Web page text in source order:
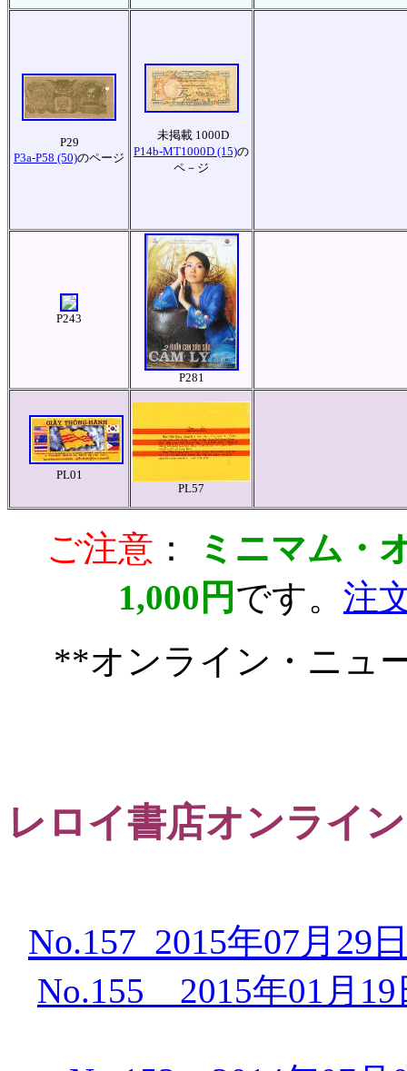
P29
P3a-P58 (50)のページ
未掲載 1000D
P14b-MT1000D (15)の
ペ－ジ
P243
P281
PL01
PL57
ご注意 ：
ミニマム・
1,000円 です。 注
**オンライン・ニュ
レロイ書店オンライ
No.157 2015年07月29
No.155 2015年01月19